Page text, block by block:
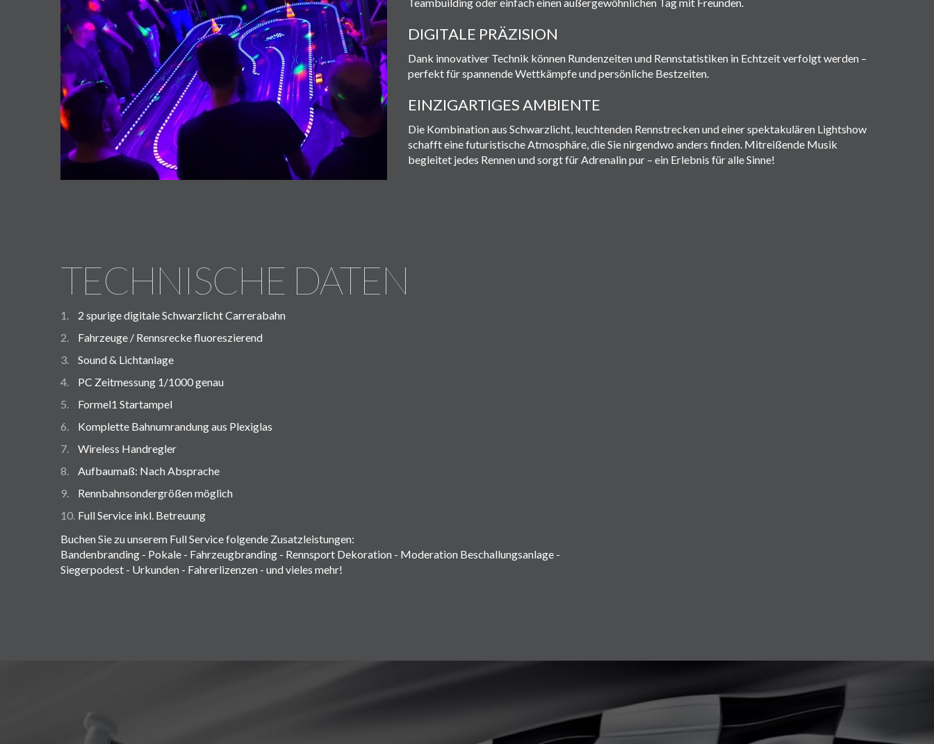
DIGITALE PRÄZISION
Dank innovativer Technik können Rundenzeiten und Rennstatistiken in Echtzeit verfolgt werden –
perfekt für spannende Wettkämpfe und persönliche Bestzeiten.
EINZIGARTIGES AMBIENTE
Die Kombination aus Schwarzlicht, leuchtenden Rennstrecken und einer spektakulären Lightshow
schafft eine futuristische Atmosphäre, die Sie nirgendwo anders finden. Mitreißende Musik
begleitet jedes Rennen und sorgt für Adrenalin pur – ein Erlebnis für alle Sinne!
TECHNISCHE DATEN
2 spurige digitale Schwarzlicht Carrerabahn
Fahrzeuge / Rennsrecke fluoreszierend
Sound & Lichtanlage
PC Zeitmessung 1/1000 genau
Formel1 Startampel
Komplette Bahnumrandung aus Plexiglas
Wireless Handregler
Aufbaumaß: Nach Absprache
Rennbahnsondergrößen möglich
Full Service inkl. Betreuung
Buchen Sie zu unserem Full Service folgende Zusatzleistungen:
Bandenbranding - Pokale - Fahrzeugbranding - Rennsport Dekoration - Moderation Beschallungsanlage -
Siegerpodest - Urkunden - Fahrerlizenzen - und vieles mehr!